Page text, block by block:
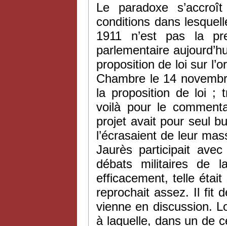
Le paradoxe
conditions dans
1911 n’est pas la
parlementaire
proposition de loi sur
Chambre le 14
la proposition de loi ;
voilà pour le
projet avait pour seul
l’écrasaient de leur
Jaurès participait
débats militaires de
efficacement, telle
reprochait assez. Il fit
vienne en discussion.
à laquelle, dans un de